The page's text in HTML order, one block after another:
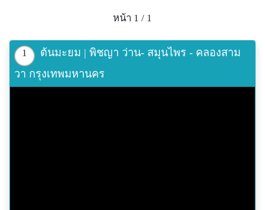
หน้า 1 / 1
1
ต้นมะยม | พิชญา ว่าน- สมุนไพร - คลองสาม
วา กรุงเทพมหานคร